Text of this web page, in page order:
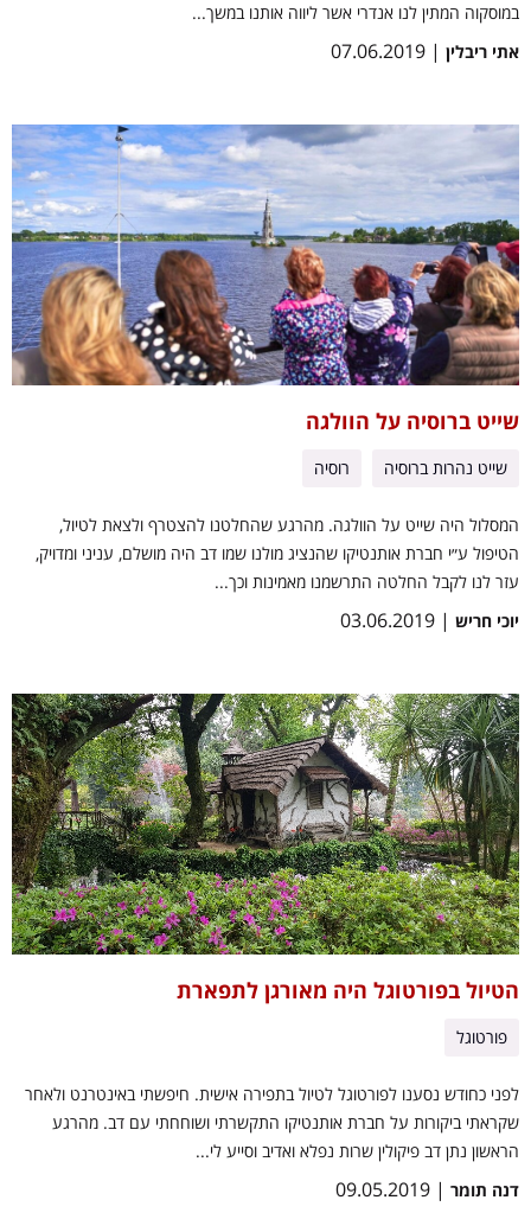
במוסקוה המתין לנו אנדרי אשר ליווה אותנו במשך...
אתי ריבלין | 07.06.2019
שייט ברוסיה על הוולגה
שייט נהרות ברוסיה רוסיה
המסלול היה שייט על הוולגה. מהרגע שהחלטנו להצטרף ולצאת לטיול,
הטיפול ע״י חברת אותנטיקו שהנציג מולנו שמו דב היה מושלם, עניני ומדויק,
עזר לנו לקבל החלטה התרשמנו מאמינות וכך...
יוכי חריש | 03.06.2019
הטיול בפורטוגל היה מאורגן לתפארת
פורטוגל
לפני כחודש נסענו לפורטוגל לטיול בתפירה אישית. חיפשתי באינטרנט ולאחר
שקראתי ביקורות על חברת אותנטיקו התקשרתי ושוחחתי עם דב. מהרגע
הראשון נתן דב פיקולין שרות נפלא ואדיב וסייע לי...
דנה תומר | 09.05.2019